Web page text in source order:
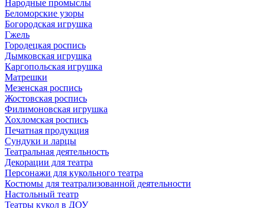
Народные промыслы
Беломорские узоры
Богородская игрушка
Гжель
Городецкая роспись
Дымковская игрушка
Каргопольская игрушка
Матрешки
Мезенская роспись
Жостовская роспись
Филимоновская игрушка
Хохломская роспись
Печатная продукция
Сундуки и ларцы
Театральная деятельность
Декорации для театра
Персонажи для кукольного театра
Костюмы для театрализованной деятельности
Настольный театр
Театры кукол в ДОУ